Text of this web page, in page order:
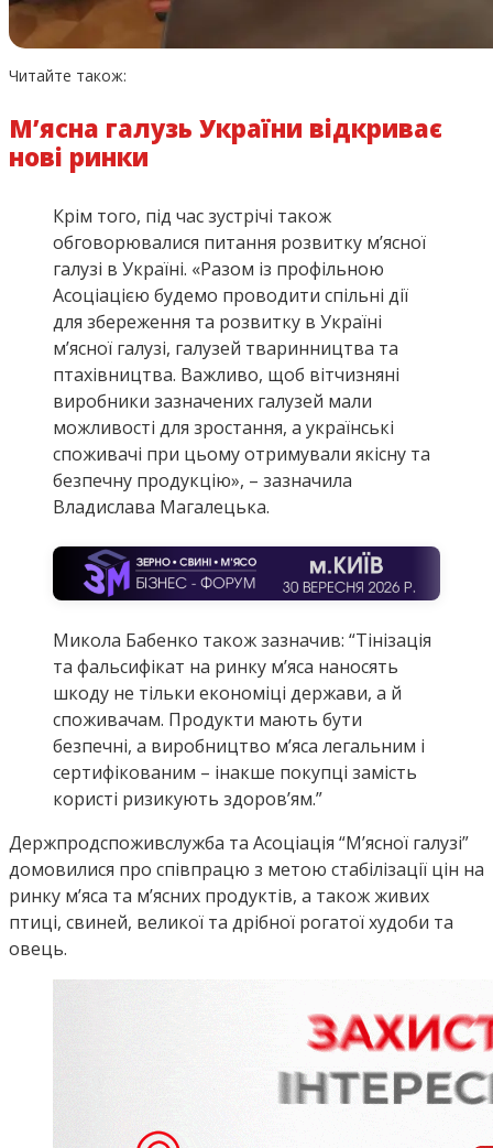
Читайте також:
М’ясна галузь України відкриває
нові ринки
Крім того, під час зустрічі також
обговорювалися питання розвитку м’ясної
галузі в Україні. «Разом із профільною
Асоціацією будемо проводити спільні дії
для збереження та розвитку в Україні
м’ясної галузі, галузей тваринництва та
птахівництва. Важливо, щоб вітчизняні
виробники зазначених галузей мали
можливості для зростання, а українські
споживачі при цьому отримували якісну та
безпечну продукцію», – зазначила
Владислава Магалецька.
Микола Бабенко також зазначив: “Тінізація
та фальсифікат на ринку м’яса наносять
шкоду не тільки економіці держави, а й
споживачам. Продукти мають бути
безпечні, а виробництво м’яса легальним і
сертифікованим – інакше покупці замість
користі ризикують здоров’ям.”
Держпродспоживслужба та Асоціація “М’ясної галузі”
домовилися про співпрацю з метою стабілізації цін на
ринку м’яса та м’ясних продуктів, а також живих
птиці, свиней, великої та дрібної рогатої худоби та
овець.